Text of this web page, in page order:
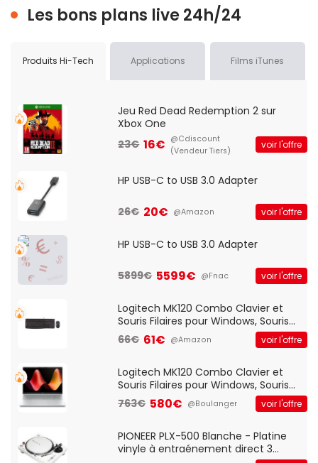
Les bons plans live 24h/24
Produits Hi-Tech Applications Films iTunes
Jeu Red Dead Redemption 2 sur
Xbox One
23€ 16€ @Cdiscount
(Vendeur Tiers)
voir l'offre
HP USB-C to USB 3.0 Adapter
26€ 20€ @Amazon voir l'offre
HP USB-C to USB 3.0 Adapter
5899€ 5599€ @Fnac voir l'offre
Logitech MK120 Combo Clavier et
Souris Filaires pour Windows, Souris
Optique Filaire, Connexion USB Plug
And Play, Confortable, Taille
QWERTY UK - Noir
66€ 61€ @Amazon voir l'offre
Logitech MK120 Combo Clavier et
Souris Filaires pour Windows, Souris
Optique Filaire, Connexion USB Plug
And Play, Confortable, Taille
QWERTY UK - Noir
763€ 580€ @Boulanger voir l'offre
PIONEER PLX-500 Blanche - Platine
vinyle à entraénement direct 3